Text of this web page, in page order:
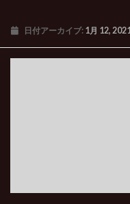
日付アーカイブ: 1月 12,